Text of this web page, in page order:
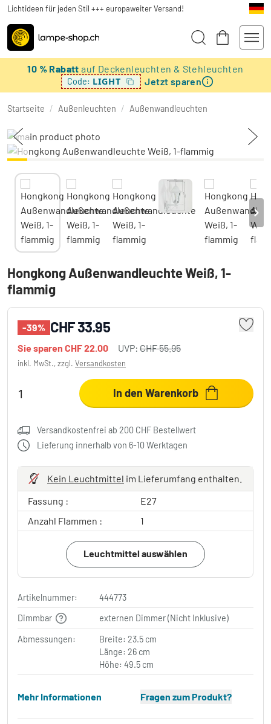
Lichtideen für jeden Stil +++ europaweiter Versand!
10 % Rabattauf Deckenleuchten & Stehleuchten
Code: LIGHT Jetzt sparen
Startseite / Außenleuchten / Außenwandleuchten
Hongkong Außenwandleuchte Weiß, 1-
flammig
-39% CHF 33.95
Sie sparen CHF 22.00 UVP: CHF 55.95
inkl. MwSt., zzgl. Versandkosten
In den Warenkorb
Versandkostenfrei ab 200 CHF Bestellwert
Lieferung innerhalb von 6-10 Werktagen
Kein Leuchtmittel im Lieferumfang enthalten.
Fassung :
E27
Anzahl Flammen :
1
Leuchtmittel auswählen
Artikelnummer:
444773
Dimmbar
externen Dimmer (Nicht Inklusive)
Abmessungen:
Breite: 23.5 cm
Länge: 26 cm
Höhe: 49.5 cm
Mehr Informationen Fragen zum Produkt?